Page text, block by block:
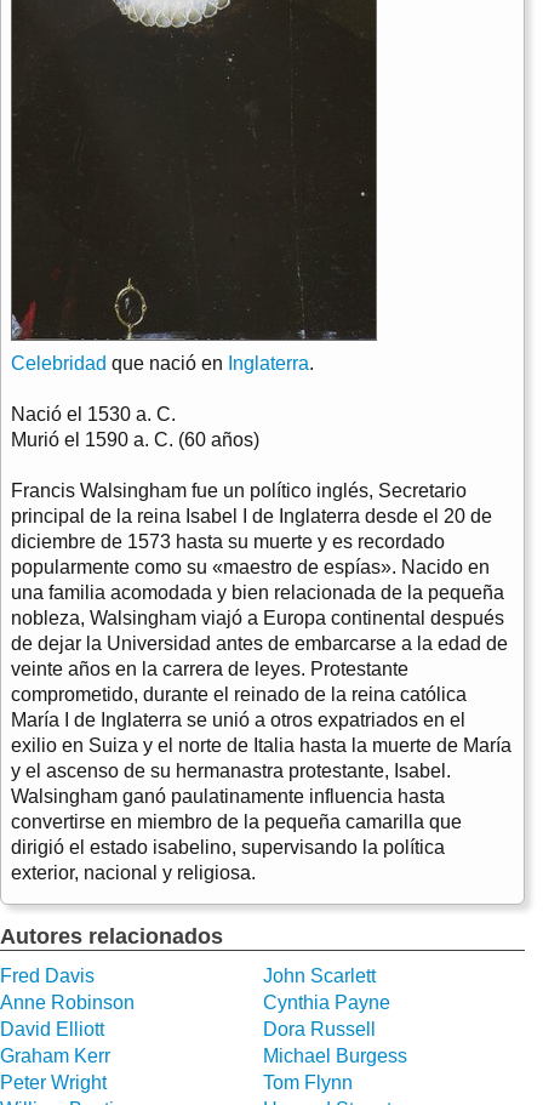
Celebridad que nació en Inglaterra.
Nació el 1530 a. C.
Murió el 1590 a. C. (60 años)
Francis Walsingham fue un político inglés, Secretario
principal de la reina Isabel I de Inglaterra desde el 20 de
diciembre de 1573 hasta su muerte y es recordado
popularmente como su «maestro de espías». Nacido en
una familia acomodada y bien relacionada de la pequeña
nobleza, Walsingham viajó a Europa continental después
de dejar la Universidad antes de embarcarse a la edad de
veinte años en la carrera de leyes. Protestante
comprometido, durante el reinado de la reina católica
María I de Inglaterra se unió a otros expatriados en el
exilio en Suiza y el norte de Italia hasta la muerte de María
y el ascenso de su hermanastra protestante, Isabel.
Walsingham ganó paulatinamente influencia hasta
convertirse en miembro de la pequeña camarilla que
dirigió el estado isabelino, supervisando la política
exterior, nacional y religiosa.
Autores relacionados
Fred Davis
John Scarlett
Anne Robinson
Cynthia Payne
David Elliott
Dora Russell
Graham Kerr
Michael Burgess
Peter Wright
Tom Flynn